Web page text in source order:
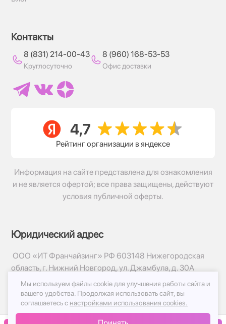
Контакты
8 (831) 214-00-43
Круглосуточно
8 (960) 168-53-53
Офис доставки
Рейтинг организации в яндексе
Информация на сайте представлена для ознакомления
и не является офертой; все права защищены, действуют
условия публичной оферты.
Юридический адрес
ООО «ИТ Франчайзинг» РФ 603148 Нижегородская
область, г. Нижний Новгород, ул. Джамбула, д. 30А
© 2017-2026г, База Цветов 24.ру
Политика конфиденциальности
Публичная оферта
Мы используем файлы cookie для улучшения работы сайта и
вашего удобства. Продолжая использовать сайт, вы
соглашаетесь с настройками использования cookies.